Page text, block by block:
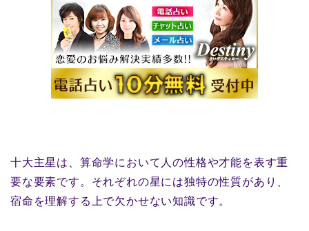
十大主星は、算命学において人の性格や才能を表す重
要な要素です。それぞれの星には独特の性質があり、
宿命を理解する上で欠かせない知識です。